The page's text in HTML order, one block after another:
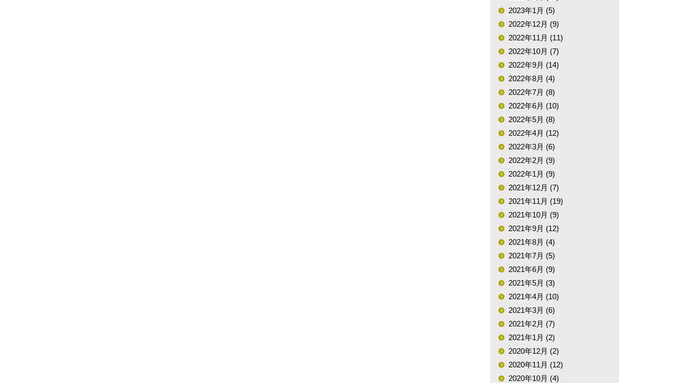
2023年1月 (5)
2022年12月 (9)
2022年11月 (11)
2022年10月 (7)
2022年9月 (14)
2022年8月 (4)
2022年7月 (8)
2022年6月 (10)
2022年5月 (8)
2022年4月 (12)
2022年3月 (6)
2022年2月 (9)
2022年1月 (9)
2021年12月 (7)
2021年11月 (19)
2021年10月 (9)
2021年9月 (12)
2021年8月 (4)
2021年7月 (5)
2021年6月 (9)
2021年5月 (3)
2021年4月 (10)
2021年3月 (6)
2021年2月 (7)
2021年1月 (2)
2020年12月 (2)
2020年11月 (12)
2020年10月 (4)